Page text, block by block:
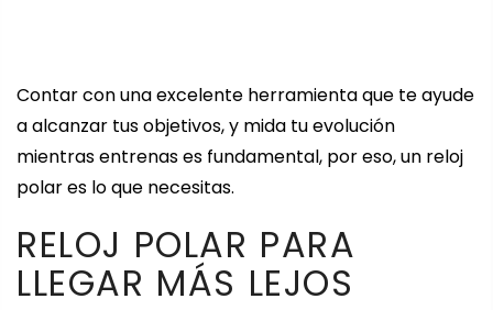
Contar con una excelente herramienta que te ayude
a alcanzar tus objetivos, y mida tu evolución
mientras entrenas es fundamental, por eso, un reloj
polar es lo que necesitas.
RELOJ POLAR PARA
LLEGAR MÁS LEJOS